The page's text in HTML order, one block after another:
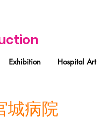
Exhibition Hospital Art
城病院